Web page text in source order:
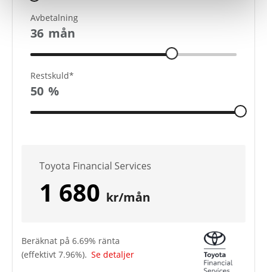
Avbetalning
36 mån
Restskuld*
50 %
Toyota Financial Services
1 680 kr/mån
Beräknat på 6.69% ränta
(effektivt 7.96%). Se detaljer